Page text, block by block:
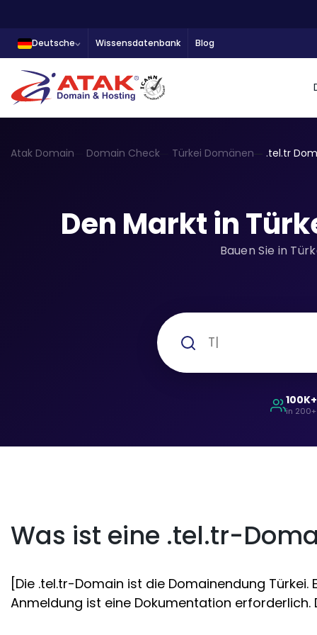
Deutsche Wissensdatenbank Blog
Atak Domain Domain Check Türkei Domänen .tel.tr
Den Markt in
Bauen Sie in
in
Was ist eine .tel.tr-
[Die .tel.tr-Domain ist die Domainendung
Anmeldung ist eine Dokumentation